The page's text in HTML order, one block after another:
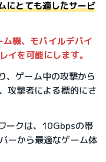
とても適したサービ
ム機、モバイルデバイ
イを可能にします。
、ゲーム中の攻撃から
攻撃者による標的にさ
ークは、10Gbpsの帯
ーから最適なゲーム体